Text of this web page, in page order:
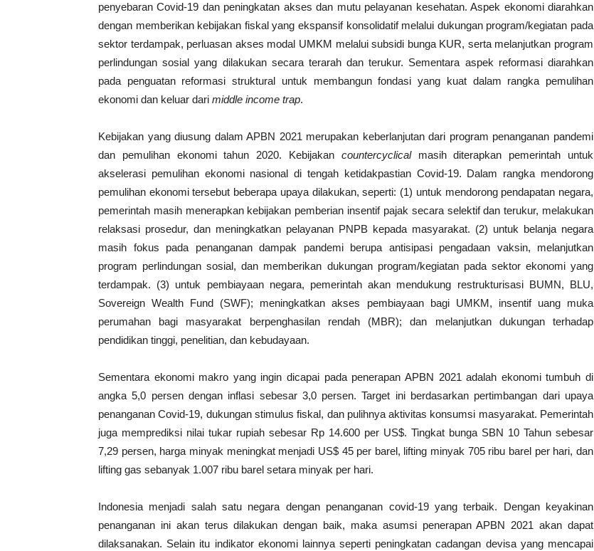
penyebaran Covid-19 dan peningkatan akses dan mutu pelayanan kesehatan. Aspek ekonomi diarahkan
dengan memberikan kebijakan fiskal yang ekspansif konsolidatif melalui dukungan program/kegiatan pada
sektor terdampak, perluasan akses modal UMKM melalui subsidi bunga KUR, serta melanjutkan program
perlindungan sosial yang dilakukan secara terarah dan terukur. Sementara aspek reformasi diarahkan
pada penguatan reformasi struktural untuk membangun fondasi yang kuat dalam rangka pemulihan
ekonomi dan keluar dari middle income trap.
Kebijakan yang diusung dalam APBN 2021 merupakan keberlanjutan dari program penanganan pandemi
dan pemulihan ekonomi tahun 2020. Kebijakan countercyclicalmasih diterapkan pemerintah untuk
akselerasi pemulihan ekonomi nasional di tengah ketidakpastian Covid-19. Dalam rangka mendorong
pemulihan ekonomi tersebut beberapa upaya dilakukan, seperti: (1) untuk mendorong pendapatan negara,
pemerintah masih menerapkan kebijakan pemberian insentif pajak secara selektif dan terukur, melakukan
relaksasi prosedur, dan meningkatkan pelayanan PNPB kepada masyarakat. (2) untuk belanja negara
masih fokus pada penanganan dampak pandemi berupa antisipasi pengadaan vaksin, melanjutkan
program perlindungan sosial, dan memberikan dukungan program/kegiatan pada sektor ekonomi yang
terdampak. (3) untuk pembiayaan negara, pemerintah akan mendukung restrukturisasi BUMN, BLU,
Sovereign Wealth Fund (SWF); meningkatkan akses pembiayaan bagi UMKM, insentif uang muka
perumahan bagi masyarakat berpenghasilan rendah (MBR); dan melanjutkan dukungan terhadap
pendidikan tinggi, penelitian, dan kebudayaan.
Sementara ekonomi makro yang ingin dicapai pada penerapan APBN 2021 adalah ekonomi tumbuh di
angka 5,0 persen dengan inflasi sebesar 3,0 persen. Target ini berdasarkan pertimbangan dari upaya
penanganan Covid-19, dukungan stimulus fiskal, dan pulihnya aktivitas konsumsi masyarakat. Pemerintah
juga memprediksi nilai tukar rupiah sebesar Rp 14.600 per US$. Tingkat bunga SBN 10 Tahun sebesar
7,29 persen, harga minyak meningkat menjadi US$ 45 per barel, lifting minyak 705 ribu barel per hari, dan
lifting gas sebanyak 1.007 ribu barel setara minyak per hari.
Indonesia menjadi salah satu negara dengan penanganan covid-19 yang terbaik. Dengan keyakinan
penanganan ini akan terus dilakukan dengan baik, maka asumsi penerapan APBN 2021 akan dapat
dilaksanakan. Selain itu indikator ekonomi lainnya seperti peningkatan cadangan devisa yang mencapai